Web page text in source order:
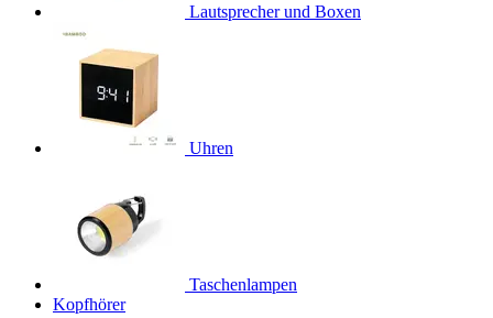
Lautsprecher und Boxen
Uhren
Taschenlampen
Kopfhörer